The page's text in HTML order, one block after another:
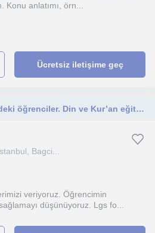
Konu anlatımı, örn...
Ücretsiz iletişime geç
İlk ve Ortaokul seviyesindeki öğrenciler. Din ve Kur’an eğitimi
Bagci...
veriyoruz. Öğrencimin
düşünüyoruz. Lgs fo...